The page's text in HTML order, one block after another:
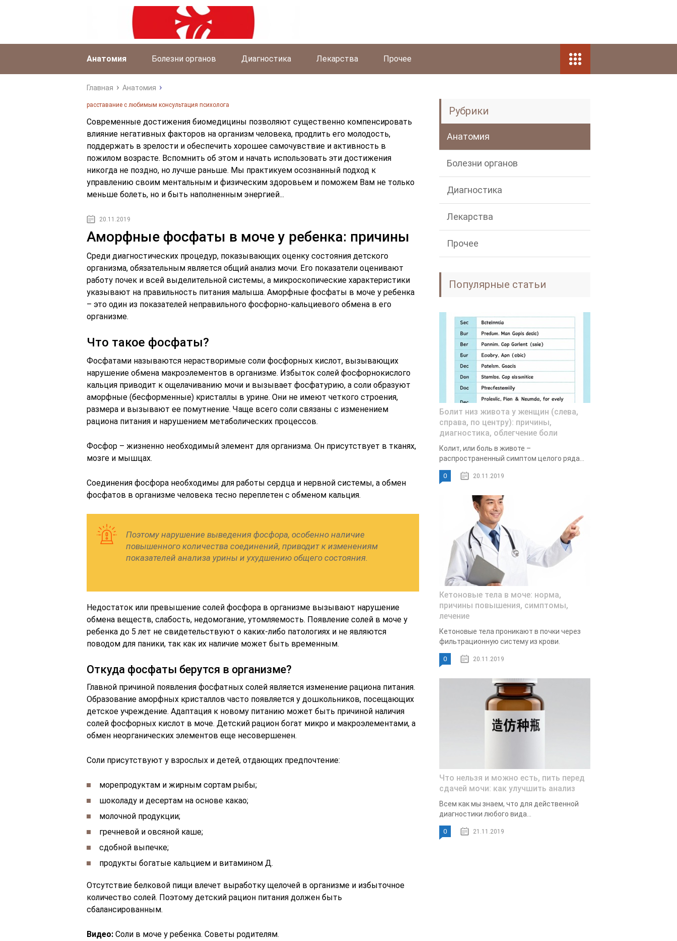
Анатомия Болезни органов Диагностика Лекарства Прочее
Главная Анатомия
расставание с любимым консультация психолога
Современные достижения биомедицины позволяют существенно компенсировать
влияние негативных факторов на организм человека, продлить его молодость,
поддержать в зрелости и обеспечить хорошее самочувствие и активность в
пожилом возрасте. Вспомнить об этом и начать использовать эти достижения
никогда не поздно, но лучше раньше. Мы практикуем осознанный подход к
управлению своим ментальным и физическим здоровьем и поможем Вам не только
меньше болеть, но и быть наполненным энергией...
20.11.2019
Аморфные фосфаты в моче у ребенка: причины
Среди диагностических процедур, показывающих оценку состояния детского
организма, обязательным является общий анализ мочи. Его показатели оценивают
работу почек и всей выделительной системы, а микроскопические характеристики
указывают на правильность питания малыша. Аморфные фосфаты в моче у ребенка
– это один из показателей неправильного фосфорно-кальциевого обмена в его
организме.
Что такое фосфаты?
Фосфатами называются нерастворимые соли фосфорных кислот, вызывающих
нарушение обмена макроэлементов в организме. Избыток солей фосфорнокислого
кальция приводит к ощелачиванию мочи и вызывает фосфатурию, а соли образуют
аморфные (бесформенные) кристаллы в урине. Они не имеют четкого строения,
размера и вызывают ее помутнение. Чаще всего соли связаны с изменением
рациона питания и нарушением метаболических процессов.
Фосфор – жизненно необходимый элемент для организма. Он присутствует в тканях,
мозге и мышцах.
Соединения фосфора необходимы для работы сердца и нервной системы, а обмен
фосфатов в организме человека тесно переплетен с обменом кальция.
Поэтому нарушение выведения фосфора, особенно наличие
повышенного количества соединений, приводит к изменениям
показателей анализа урины и ухудшению общего состояния.
Недостаток или превышение солей фосфора в организме вызывают нарушение
обмена веществ, слабость, недомогание, утомляемость. Появление солей в моче у
ребенка до 5 лет не свидетельствуют о каких-либо патологиях и не являются
поводом для паники, так как их наличие может быть временным.
Откуда фосфаты берутся в организме?
Главной причиной появления фосфатных солей является изменение рациона питания.
Образование аморфных кристаллов часто появляется у дошкольников, посещающих
детское учреждение. Адаптация к новому питанию может быть причиной наличия
солей фосфорных кислот в моче. Детский рацион богат микро и макроэлементами, а
обмен неорганических элементов еще несовершенен.
Соли присутствуют у взрослых и детей, отдающих предпочтение:
морепродуктам и жирным сортам рыбы;
шоколаду и десертам на основе какао;
молочной продукции;
гречневой и овсяной каше;
сдобной выпечке;
продукты богатые кальцием и витамином Д.
Отсутствие белковой пищи влечет выработку щелочей в организме и избыточное
количество солей. Поэтому детский рацион питания должен быть
сбалансированным.
Видео: Соли в моче у ребенка. Советы родителям.
Рубрики
Анатомия
Болезни органов
Диагностика
Лекарства
Прочее
Популярные статьи
Болит низ живота у женщин (слева,
справа, по центру): причины,
диагностика, облегчение боли
Колит, или боль в животе –
распространенный симптом целого ряда...
0 20.11.2019
Кетоновые тела в моче: норма,
причины повышения, симптомы,
лечение
Кетоновые тела проникают в почки через
фильтрационную систему из крови.
0 20.11.2019
Что нельзя и можно есть, пить перед
сдачей мочи: как улучшить анализ
Всем как мы знаем, что для действенной
диагностики любого вида...
0 21.11.2019